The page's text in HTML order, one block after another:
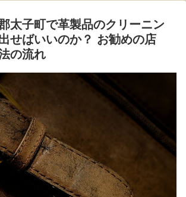
太子町で革製品のクリーニン
せばいいのか？ お勧めの店
の流れ